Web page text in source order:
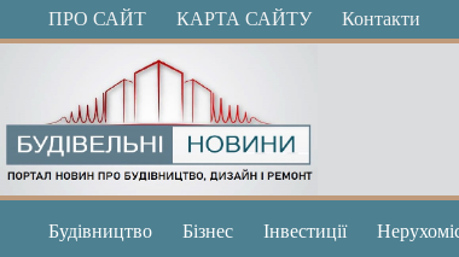
ПерейтиПРО САЙТ КАРТА САЙТУ Контакти
Будівництво Бізнес Інвестиції